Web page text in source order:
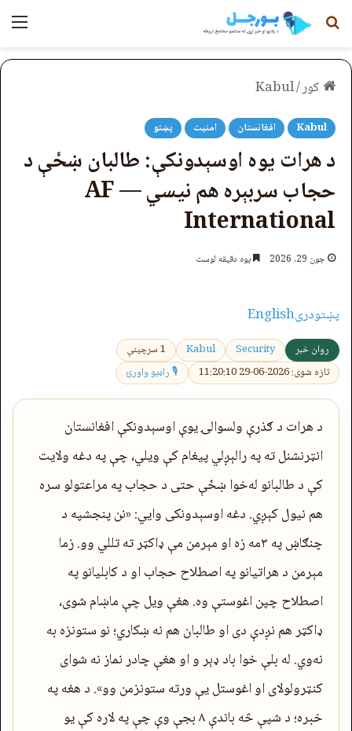
لټون
کور/
Kabul
Kabul افغانستان امنیت پښتو
د هرات یوه اوسېدونکې: طالبان ښځې د
حجاب سربېره هم نیسي — AF
International
جون 29, 2026 یوه دقیقه لوست
پښتودریEnglish
روان خبر Security
Kabul
1 سرچینې
تازه شوی: 2026-06-29 11:20:10
🎙 راډیو واورئ
د هرات د ګذرې ولسوالۍ یوې اوسېدونکې افغانستان
انټرنشنل ته په رالېږلي پیغام کې ویلي، چې په دغه ولایت
کې د طالبانو له‌خوا ښځې حتی د حجاب په مراعتولو سره
هم نیول کېږي. دغه اوسېدونکی وايي: «نن پنجشپه د
چنګاښ په ۳مه زه او مېرمن مې ډاکټر ته تللي وو. زما
مېرمن د هراتیانو په اصطلاح حجاب او د کابلیانو په
اصطلاح چپن اغوستې وه. هغې ویل چې ماښام شوی،
ډاکټر هم نږدې دی او طالبان هم نه ښکاري؛ نو ستونزه به
نه‌وي. له بلې خوا باد ډېر و او هغې چادر نماز نه شوای
کنټرولولای او اغوستل یې ورته ستونزمن وو». د هغه په
خبره؛ د شپې څه باندې ۸ بجې وې چې په لاره کې یو